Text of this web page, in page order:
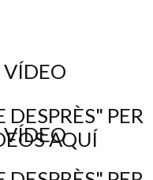
VÍDEO
PER
AQUÍ
VÍDEO